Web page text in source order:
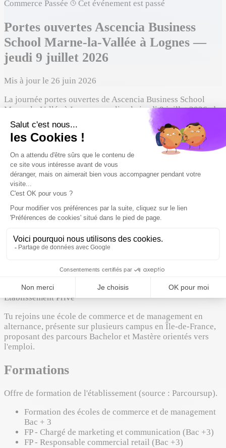
Commerce Passée Cet événement est passé
Portes ouvertes Ascencia Business
School Marne-la-Vallée à Lognes —
jeudi 9 juillet 2026
Mis à jour le 26 juin 2026
La journée portes ouvertes de Ascencia Business School
Marne-la-Vallée à Lognes a eu lieu le jeudi 9 juillet 2026, de
17:00 à 20:00. Tu pourras notamment découvrir ses
formations en Commerce.
Date
17:00 – 20:00
Horaires
Présentiel
Format
À propos
Commerce
Établissement Privé
Tu rejoins une école de commerce et de management en
alternance, présente sur plusieurs campus en Île-de-France,
proposant des parcours Bachelor et Mastère orientés vers
l'emploi.
Formations
Offre de formation de l'établissement (source : Parcoursup).
Formation des écoles de commerce et de management
Bac + 3
FP - Chargé de marketing et communication (Bac +3)
FP - Responsable commercial retail (Bac +3)